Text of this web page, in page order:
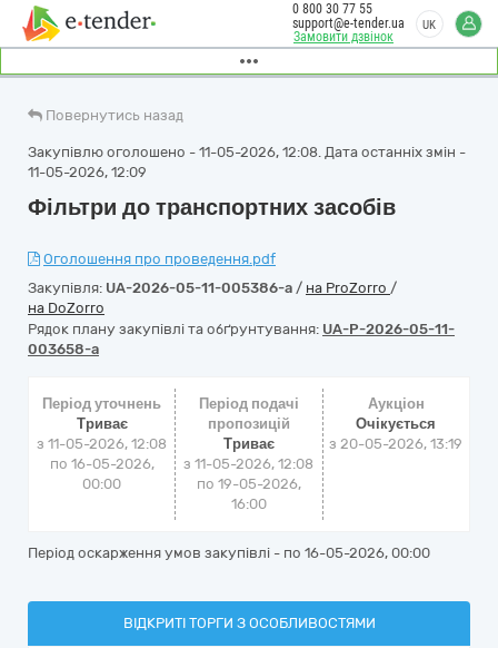
Замовити дзвінок
0 800 30 77 55
support@e-tender.ua
UK
Повернутись назад
Закупівлю оголошено - 11-05-2026, 12:08. Дата останніх змін -
11-05-2026, 12:09
Фільтри до транспортних засобів
Оголошення про проведення.pdf
Закупівля: UA-2026-05-11-005386-a / на ProZorro /
на DoZorro
Рядок плану закупівлі та обґрунтування: UA-P-2026-05-11-
003658-a
Період уточнень
Триває
з 11-05-2026, 12:08
по 16-05-2026,
00:00
Період подачі
пропозицій
Триває
з 11-05-2026, 12:08
по 19-05-2026,
16:00
Аукціон
Очікується
з20-05-2026, 13:19
Період оскарження умов закупівлі - по 16-05-2026, 00:00
ВІДКРИТІ ТОРГИ З ОСОБЛИВОСТЯМИ